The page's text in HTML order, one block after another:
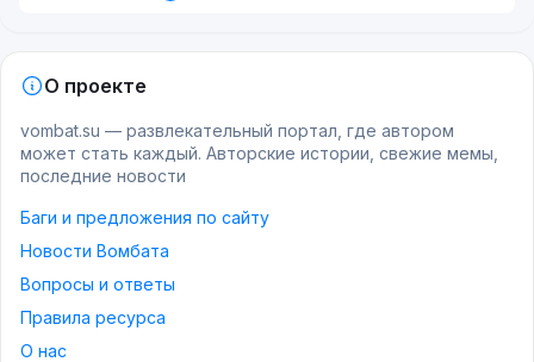
О проекте
vombat.su — развлекательный портал, где автором
может стать каждый. Авторские истории, свежие мемы,
последние новости
Баги и предложения по сайту
Новости Вомбата
Вопросы и ответы
Правила ресурса
О нас